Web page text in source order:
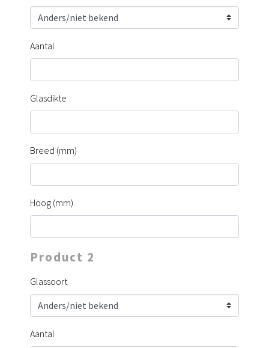
Aantal
Glasdikte
Breed (mm)
Hoog (mm)
Product 2
Glassoort
Aantal